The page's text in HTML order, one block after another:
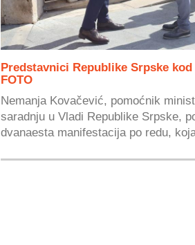
Predstavnici Republike Srpske
FOTO
Nemanja Kovačević, pomoćnik
saradnju u Vladi Republike Srpske,
dvanaesta manifestacija po redu,